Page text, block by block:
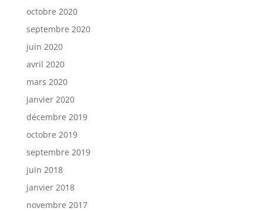
octobre 2020
septembre 2020
juin 2020
avril 2020
mars 2020
janvier 2020
décembre 2019
octobre 2019
septembre 2019
juin 2018
janvier 2018
novembre 2017